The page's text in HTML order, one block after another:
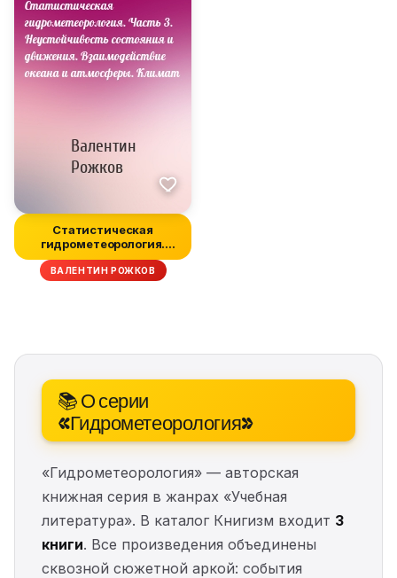
Статистическая
гидрометеорология.
Часть 3. Неустой...
ВАЛЕНТИН РОЖКОВ
📚 О серии
«Гидрометеорология»
«Гидрометеорология» — авторская
книжная серия в жанрах «Учебная
литература». В каталог Книгизм входит 3
книги. Все произведения объединены
сквозной сюжетной аркой: события